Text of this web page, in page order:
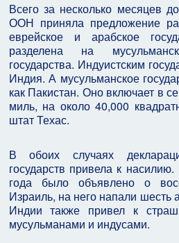
Всего за несколько месяцев
ООН приняла предложение
еврейское и арабское
разделена на
государства. Индуистским
Индия. А мусульманское
как Пакистан. Оно включает в
миль, на около 40,000
штат Техас.
В обоих случаях
государств привела к
года было объявлено о
Израиль, на него напали шесть
Индии также привел к
мусульманами и индусами.